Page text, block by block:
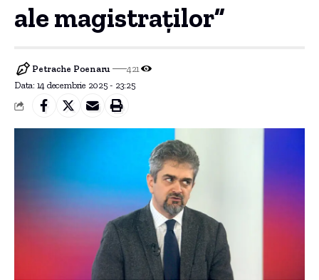
ale magistraților”
Data: 14 decembrie 2025 - 23:25
Petrache Poenaru 421